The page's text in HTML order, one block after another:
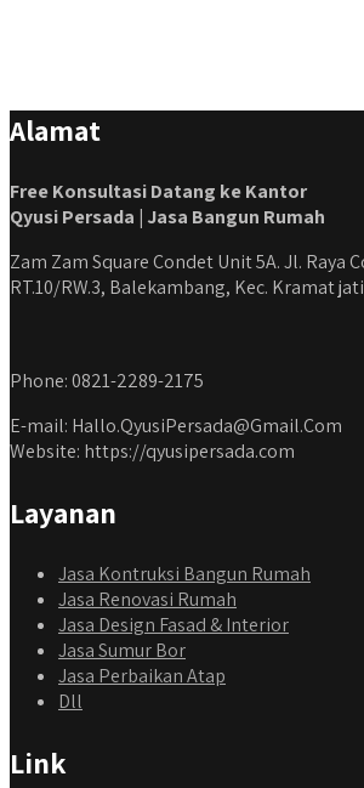
Alamat
Free Konsultasi Datang ke Kantor
Qyusi Persada | Jasa Bangun Rumah
Zam Zam Square Condet Unit 5A. Jl. Raya
RT.10/RW.3, Balekambang, Kec. Kramat jati
Phone: 0821-2289-2175
E-mail: Hallo.QyusiPersada@Gmail.Com
Website: https://qyusipersada.com
Layanan
Jasa Kontruksi Bangun Rumah
Jasa Renovasi Rumah
Jasa Design Fasad & Interior
Jasa Sumur Bor
Jasa Perbaikan Atap
Dll
Link